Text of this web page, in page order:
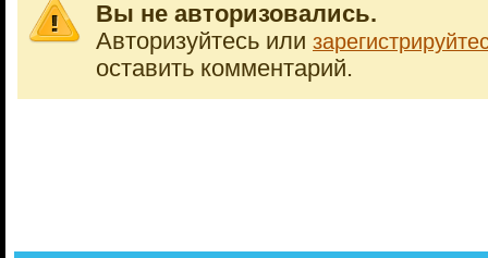
Вы не авторизовались.
Авторизуйтесь или
оставить комментарий.